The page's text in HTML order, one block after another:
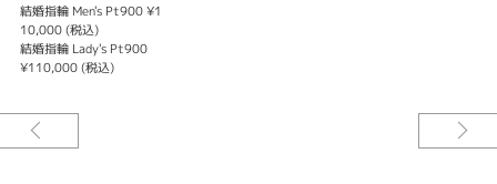
結婚指輪 Men's Pt900 ¥1
10,000 (税込)
結婚指輪 Lady's Pt900
¥110,000 (税込)